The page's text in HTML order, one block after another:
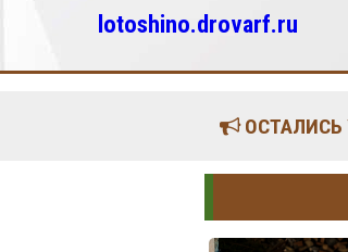
lotoshino.drovarf.ru
ОСТАЛИСЬ